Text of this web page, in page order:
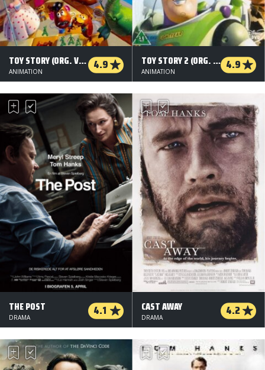
TOY STORY (ORG. VERSION) 4.9
ANIMATION
TOY STORY 2 (ORG. VERSION) 4.9
ANIMATION
THE POST 4.1
DRAMA
CAST AWAY 4.2
DRAMA